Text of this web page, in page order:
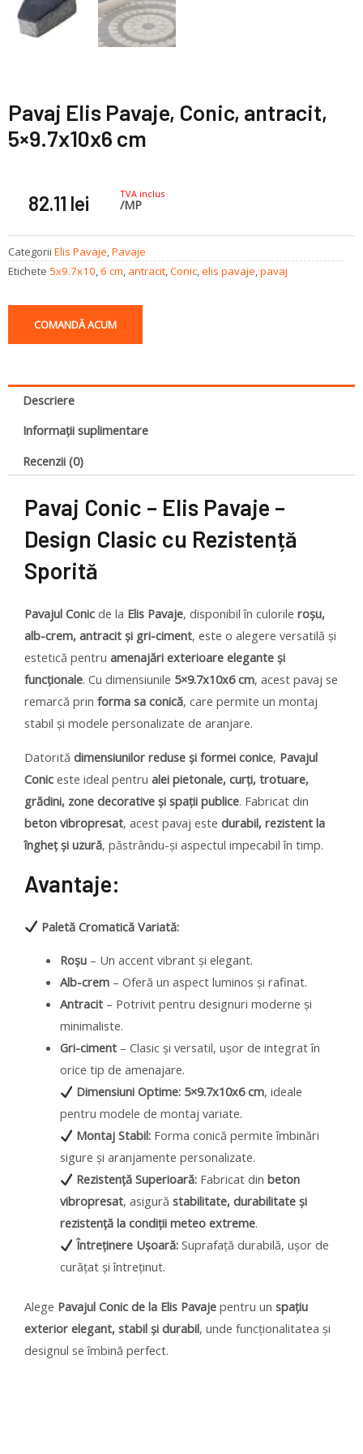
Pavaj Elis Pavaje, Conic, antracit,
5×9.7x10x6 cm
82.11 lei TVA inclus
/MP
Categorii Elis Pavaje,Pavaje
Etichete 5x9.7x10, 6 cm, antracit,Conic,elis pavaje,pavaj
COMANDĂ ACUM
Descriere
Informații suplimentare
Recenzii (0)
Pavaj Conic – Elis Pavaje –
Design Clasic cu Rezistență
Sporită
Pavajul Conic de la Elis Pavaje, disponibil în culorile roșu,
alb-crem, antracit și gri-ciment, este o alegere versatilă și
estetică pentru amenajări exterioare elegante și
funcționale. Cu dimensiunile 5×9.7x10x6 cm, acest pavaj se
remarcă prin forma sa conică, care permite un montaj
stabil și modele personalizate de aranjare.
Datorită dimensiunilor reduse și formei conice, Pavajul
Conic este ideal pentru alei pietonale, curți, trotuare,
grădini, zone decorative și spații publice. Fabricat din
beton vibropresat, acest pavaj este durabil, rezistent la
îngheț și uzură, păstrându-și aspectul impecabil în timp.
Avantaje:
Paletă Cromatică Variată:
Roșu– Un accent vibrant și elegant.
Alb-crem– Oferă un aspect luminos și rafinat.
Antracit– Potrivit pentru designuri moderne și
minimaliste.
Gri-ciment– Clasic și versatil, ușor de integrat în
orice tip de amenajare.
Dimensiuni Optime: 5×9.7x10x6 cm, ideale
pentru modele de montaj variate.
Montaj Stabil: Forma conică permite îmbinări
sigure și aranjamente personalizate.
Rezistență Superioară: Fabricat dinbeton
vibropresat, asigură stabilitate, durabilitate și
rezistență la condiții meteo extreme.
Întreținere Ușoară: Suprafață durabilă, ușor de
curățat și întreținut.
Alege Pavajul Conic de la Elis Pavaje pentru un spațiu
exterior elegant, stabil și durabil, unde funcționalitatea și
designul se îmbină perfect.